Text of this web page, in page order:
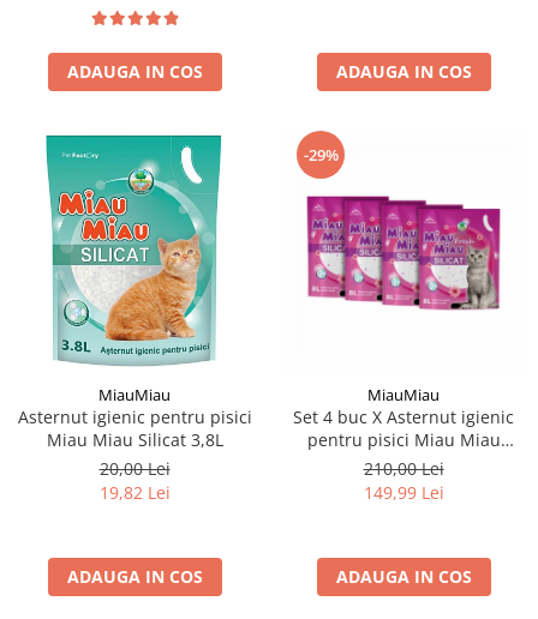
ADAUGA IN COS ADAUGA IN COS
MiauMiau
Asternut igienic pentru pisici
Miau Miau Silicat 3,8L
20,00 Lei
19,82 Lei
ADAUGA IN COS
-29%
MiauMiau
Set 4 buc X Asternut igienic
pentru pisici Miau Miau
Silicat Fresh 8L
210,00 Lei
149,99 Lei
ADAUGA IN COS